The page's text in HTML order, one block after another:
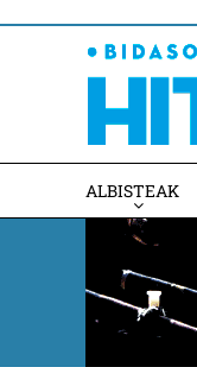
ALBISTEAK